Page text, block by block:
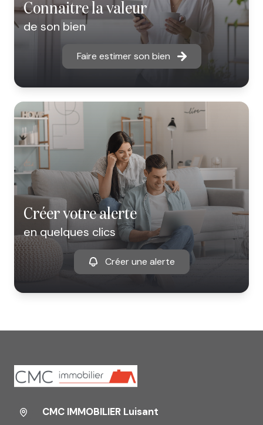
connaitre la valeur
de son bien
Faire estimer son bien
créer votre alerte
en quelques clics
Créer une alerte
CMC IMMOBILIER Luisant